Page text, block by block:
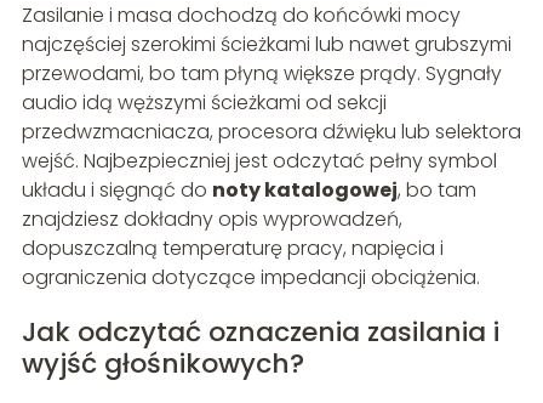
Zasilanie i masa dochodzą do końcówki mocy
najczęściej szerokimi ścieżkami lub nawet grubszymi
przewodami, bo tam płyną większe prądy. Sygnały
audio idą węższymi ścieżkami od sekcji
przedwzmacniacza, procesora dźwięku lub selektora
wejść. Najbezpieczniej jest odczytać pełny symbol
układu i sięgnąć do noty katalogowej, bo tam
znajdziesz dokładny opis wyprowadzeń,
dopuszczalną temperaturę pracy, napięcia i
ograniczenia dotyczące impedancji obciążenia.
Jak odczytać oznaczenia zasilania i
wyjść głośnikowych?